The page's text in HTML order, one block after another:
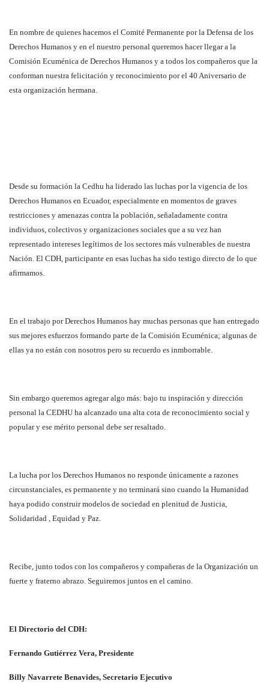
En nombre de quienes hacemos el Comité Permanente por la Defensa de los
Derechos Humanos y en el nuestro personal queremos hacer llegar a la
Comisión Ecuménica de Derechos Humanos y a todos los compañeros que la
conforman nuestra felicitación y reconocimiento por el 40 Aniversario de
esta organización hermana.
Desde su formación la Cedhu ha liderado las luchas por la vigencia de los
Derechos Humanos en Ecuador, especialmente en momentos de graves
restricciones y amenazas contra la población, señaladamente contra
individuos, colectivos y organizaciones sociales que a su vez han
representado intereses legítimos de los sectores más vulnerables de nuestra
Nación. El CDH, participante en esas luchas ha sido testigo directo de lo que
afirmamos.
En el trabajo por Derechos Humanos hay muchas personas que han entregado
sus mejores esfuerzos formando parte de la Comisión Ecuménica; algunas de
ellas ya no están con nosotros pero su recuerdo es inmborrable.
Sin embargo queremos agregar algo más: bajo tu inspiración y dirección
personal la CEDHU ha alcanzado una alta cota de reconocimiento social y
popular y ese mérito personal debe ser resaltado.
La lucha por los Derechos Humanos no responde únicamente a razones
circunstanciales, es permanente y no terminará sino cuando la Humanidad
haya podido construir modelos de sociedad en plenitud de Justicia,
Solidaridad , Equidad y Paz.
Recibe, junto todos con los compañeros y compañeras de la Organización un
fuerte y fraterno abrazo. Seguiremos juntos en el camino.
El Directorio del CDH:
Fernando Gutiérrez Vera, Presidente
Billy Navarrete Benavides, Secretario Ejecutivo